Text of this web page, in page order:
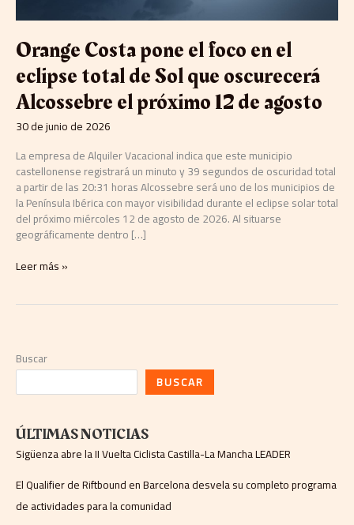
Orange Costa pone el foco en el
eclipse total de Sol que oscurecerá
Alcossebre el próximo 12 de agosto
30 de junio de 2026
La empresa de Alquiler Vacacional indica que este municipio
castellonense registrará un minuto y 39 segundos de oscuridad total
a partir de las 20:31 horas Alcossebre será uno de los municipios de
la Península Ibérica con mayor visibilidad durante el eclipse solar total
del próximo miércoles 12 de agosto de 2026. Al situarse
geográficamente dentro […]
que
Alcossebre
el
próximo
12
de
agosto
Leer más »
Buscar
BUSCAR
ÚLTIMAS NOTICIAS
Sigüenza abre la II Vuelta Ciclista Castilla-La Mancha LEADER
El Qualifier de Riftbound en Barcelona desvela su completo programa
de actividades para la comunidad